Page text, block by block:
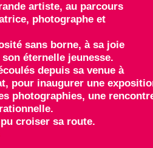
artiste, au parcours
photographe et
sans borne, à sa joie
éternelle jeunesse.
depuis sa venue à
pour inaugurer une
photographies, une
croiser sa route.